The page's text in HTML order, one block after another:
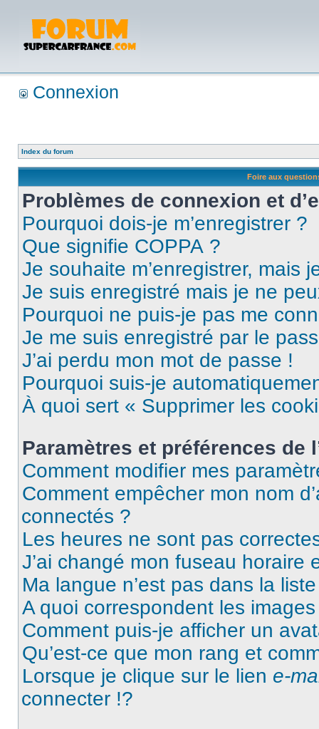
Connexion
Index du forum
Foire aux
Problèmes de connexion et
Pourquoi dois-je m’enregistrer ?
Que signifie COPPA ?
Je souhaite m’enregistrer, mais
Je suis enregistré mais je ne
Pourquoi ne puis-je pas me
Je me suis enregistré par le
J’ai perdu mon mot de passe !
Pourquoi suis-je
À quoi sert « Supprimer les
Paramètres et préférences de
Comment modifier mes
Comment empêcher mon nom
connectés ?
Les heures ne sont pas
J’ai changé mon fuseau horaire
Ma langue n’est pas dans la
A quoi correspondent les
Comment puis-je afficher un
Qu’est-ce que mon rang et
Lorsque je clique sur le lien e-
connecter !?